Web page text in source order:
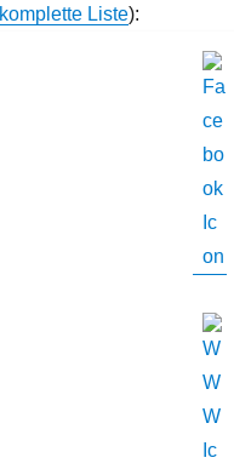
komplette Liste):